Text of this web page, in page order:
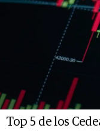
Top 5 de los